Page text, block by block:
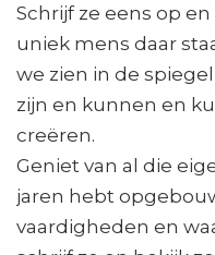
Schrijf ze eens op
uniek mens daar
we zien in de
zijn en kunnen en
creëren.
Geniet van al die
jaren hebt
vaardigheden en